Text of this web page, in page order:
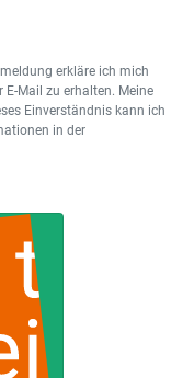
erkläre ich mich
E-Mail zu erhalten. Meine
Einverständnis kann ich
in der